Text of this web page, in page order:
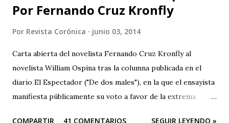
Por Fernando Cruz Kronfly
Por Revista Corónica junio 03, 2014
Carta abierta del novelista Fernando Cruz Kronfly al
novelista William Ospina tras la columna publicada en el
diario El Espectador ("De dos males"), en la que el ensayista
manifiesta públicamente su voto a favor de la extrema
COMPARTIR 41 COMENTARIOS SEGUIR LEYENDO »